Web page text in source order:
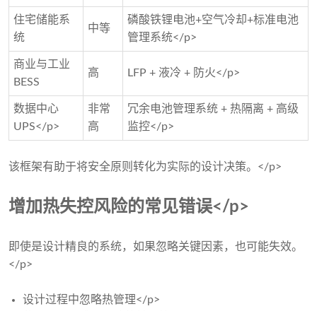
住宅储能系
统
中等
磷酸铁锂电池+空气冷却+标准电池
管理系统</p>
商业与工业
BESS
高 LFP + 液冷 + 防火</p>
数据中心
UPS</p>
非常
高
冗余电池管理系统 + 热隔离 + 高级
监控</p>
该框架有助于将安全原则转化为实际的设计决策。</p>
增加热失控风险的常见错误</p>
即使是设计精良的系统，如果忽略关键因素，也可能失效。
</p>
设计过程中忽略热管理</p>